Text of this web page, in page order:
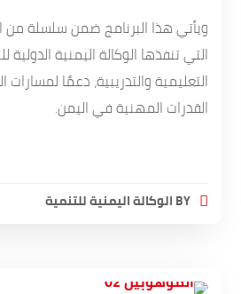
ويأتي هذا البرنامج ضمن سلسلة من
التي تنفذها الوكالة اليمنية الدولية
التعليمية والتدريبية، دعمًا لمسارات
القدرات المهنية في اليمن.
BYالوكالة اليمنية للتنمية